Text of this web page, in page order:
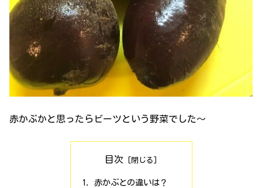
赤かぶかと思ったらビーツという野菜でした〜
目次
赤かぶとの違いは？